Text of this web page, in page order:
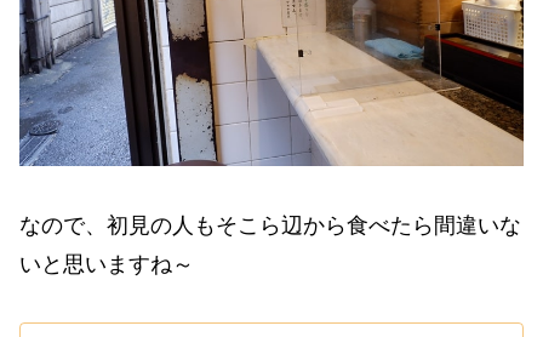
なので、初見の人もそこら辺から食べたら間違いな
いと思いますね～